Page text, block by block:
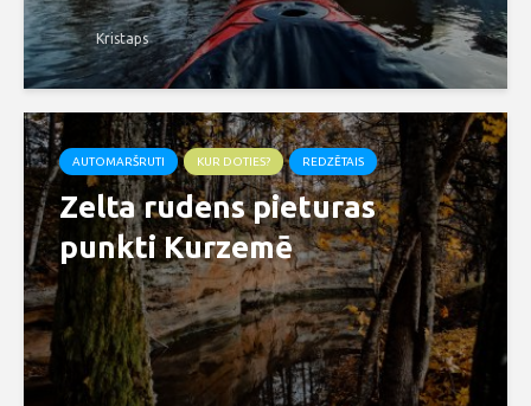
Kristaps
AUTOMARŠRUTI KUR DOTIES? REDZĒTAIS
Zelta rudens pieturas
punkti Kurzemē